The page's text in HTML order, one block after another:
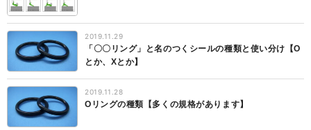
2019.11.29
「〇〇リング」と名のつくシールの種類と使い分け【O
とか、Xとか】
2019.11.28
Oリングの種類【多くの規格があります】